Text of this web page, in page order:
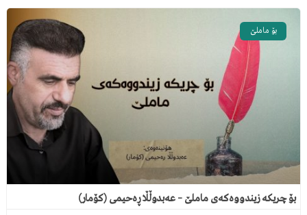
بۆ ماملێ
بۆ چریکە زیندووەکەی ماملێ – عەبدوڵڵا ڕەحیمی (کۆمار)